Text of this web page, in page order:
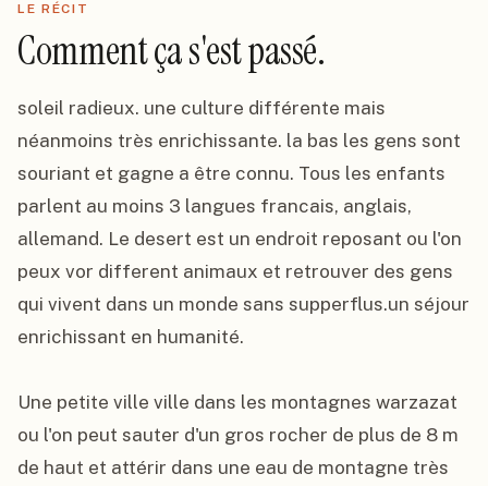
LE RÉCIT
Comment ça s'est passé.
soleil radieux. une culture différente mais
néanmoins très enrichissante. la bas les gens sont
souriant et gagne a être connu. Tous les enfants
parlent au moins 3 langues francais, anglais,
allemand. Le desert est un endroit reposant ou l'on
peux vor different animaux et retrouver des gens
qui vivent dans un monde sans supperflus.un séjour
enrichissant en humanité.
Une petite ville ville dans les montagnes warzazat
ou l'on peut sauter d'un gros rocher de plus de 8 m
de haut et attérir dans une eau de montagne très